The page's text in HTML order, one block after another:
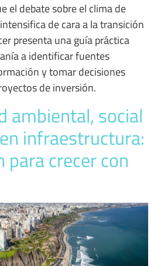
el debate sobre el clima de
de cara a la transición
presenta una guía práctica
a identificar fuentes
y tomar decisiones
de inversión.
ambiental, social
infraestructura:
para crecer con